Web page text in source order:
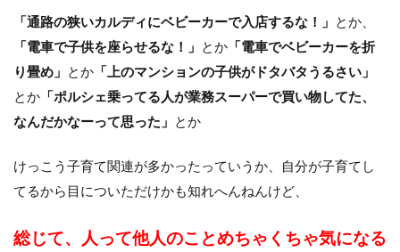
「通路の狭いカルディにベビーカーで入店するな！」 とか、
「電車で子供を座らせるな！」 とか 「電車でベビーカーを折
り畳め」 とか 「上のマンションの子供がドタバタうるさい」
とか 「ポルシェ乗ってる人が業務スーパーで買い物してた、
なんだかなーって思った」 とか
けっこう子育て関連が多かったっていうか、自分が子育てし
てるから目についただけかも知れへんねんけど、
総じて、人って他人のことめちゃくちゃ気になる